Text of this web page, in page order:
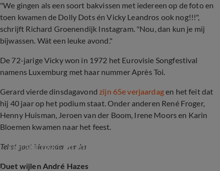
"We gingen als een soort bakvissen met iedereen op de foto en
toen kwamen de Dolly Dots én Vicky Leandros ook nog!!!",
schrijft Richard Groenendijk Instagram. "Nou, dan kun je mij
bijwassen. Wát een leuke avond."
De 72-jarige Vicky won in 1972 het Eurovisie Songfestival
namens Luxemburg met haar nummer Après Toi.
Gerard vierde dinsdagavondzijn 65e verjaardagen het feit dat
hij 40 jaar op het podium staat. Onder anderen René Froger,
Henny Huisman, Jeroen van der Boom, Irene Moors en Karin
Bloemen kwamen naar het feest.
Tekst gaat hieronder verder
Gerard pakt uit met groots verjaardagsfeest
Duet wijlen André Hazes